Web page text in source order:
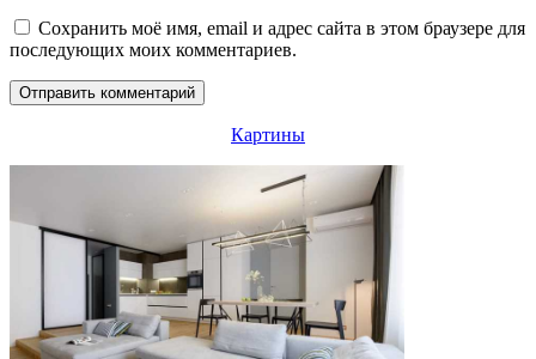
Сохранить моё имя, email и адрес сайта в этом браузере для
последующих моих комментариев.
Картины